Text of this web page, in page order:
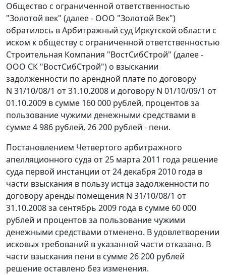
Общество с ограниченной ответственностью
"Золотой век" (далее - ООО "Золотой Век")
обратилось в Арбитражный суд Иркутской области с
иском к обществу с ограниченной ответственностью
Строительная Компания "ВостСибСтрой" (далее -
ООО СК "ВостСибСтрой") о взыскании
задолженности по арендной плате по договору
N 31/10/08/1 от 31.10.2008 и договору N 01/10/09/1 от
01.10.2009 в сумме 160 000 рублей, процентов за
пользование чужими денежными средствами в
сумме 4 986 рублей, 26 200 рублей - пени.
Постановлением Четвертого арбитражного
апелляционного суда от 25 марта 2011 года решение
суда первой инстанции от 24 декабря 2010 года в
части взыскания в пользу истца задолженности по
договору аренды помещения N 31/10/08/1 от
31.10.2008 за сентябрь 2009 года в сумме 60 000
рублей и процентов за пользование чужими
денежными средствами отменено. В удовлетворении
исковых требований в указанной части отказано. В
части взыскания пени в сумме 26 200 рублей
решение оставлено без изменения.